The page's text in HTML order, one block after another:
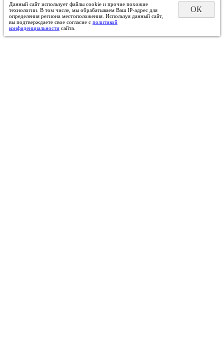
Данный сайт использует файлы cookie и прочие похожие
технологии. В том числе, мы обрабатываем Ваш IP-адрес для
определения региона местоположения. Используя данный сайт,
вы подтверждаете свое согласие с политикой
конфиденциальности сайта.
ОК